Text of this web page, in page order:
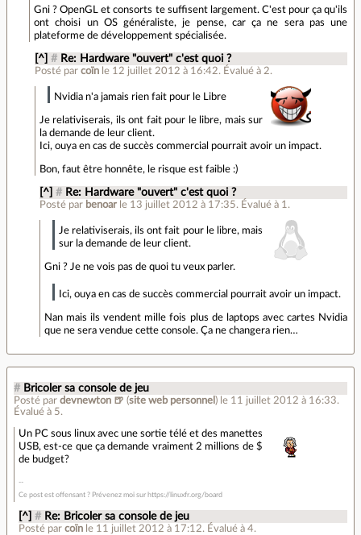
Gni ? OpenGL et consorts te suffisent largement. C'est pour ça qu'ils
ont choisi un OS généraliste, je pense, car ça ne sera pas une
plateforme de développement spécialisée.
[^] # Re: Hardware "ouvert" c'est quoi ?
Posté par coïn le 12 juillet 2012 à 16:42. Évalué à 2.
Nvidia n'a jamais rien fait pour le Libre
Je relativiserais, ils ont fait pour le libre, mais sur
la demande de leur client.
Ici, ouya en cas de succès commercial pourrait avoir un impact.
Bon, faut être honnête, le risque est faible :)
[^] # Re: Hardware "ouvert" c'est quoi ?
Posté par benoar le 13 juillet 2012 à 17:35. Évalué à 1 .
Je relativiserais, ils ont fait pour le libre, mais
sur la demande de leur client.
Gni ? Je ne vois pas de quoi tu veux parler.
Ici, ouya en cas de succès commercial pourrait avoir un impact.
Nan mais ils vendent mille fois plus de laptops avec cartes Nvidia
que ne sera vendue cette console. Ça ne changera rien…
# Bricoler sa console de jeu
Posté par devnewton 🍺 (site web personnel ) le 11 juillet 2012 à 16:33.
Évalué à 5.
Un PC sous linux avec une sortie télé et des manettes
USB, est-ce que ça demande vraiment 2 millions de $
de budget?
Ce post est offensant ? Prévenez moi sur https://linuxfr.org/board
[^] # Re: Bricoler sa console de jeu
Posté parcoïn le 11 juillet 2012 à 17:12. Évalué à4.